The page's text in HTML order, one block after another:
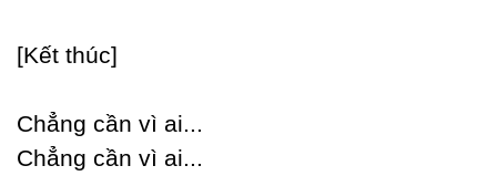
[Kết thúc]
Ϲhẳng cần vì ai...
Ϲhẳng cần vì ai...